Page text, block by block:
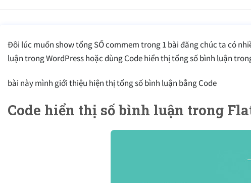
Đôi lúc muốn show tổng SỐ commem trong 1 bài đăng chúc ta có
luận trong WordPress hoặc dùng Code hiển thị tổng số bình luận
bài này mình giới thiệu hiện thị tổng số bình luận bằng Code
Code hiển thị số bình luận trong